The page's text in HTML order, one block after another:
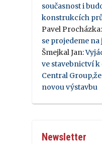
současnost i
konstrukcích
Pavel Procházka
se projedeme na
Šmejkal Jan:
ve stavebnictví
Central
novou výstavbu
Newsletter